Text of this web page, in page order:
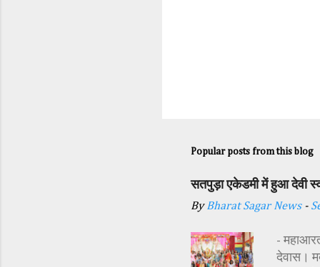
Popular posts from this blog
सतपुड़ा एकेडमी में हुआ देवी
ByBharat Sagar News -
-
देवास।